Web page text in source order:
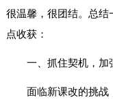
很温馨，很团结。总
点收获：
一、抓住契机，加
面临新课改的挑战